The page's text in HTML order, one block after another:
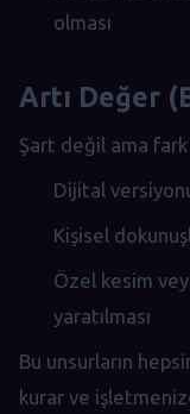
olması
Artı Değer
Şart değil ama
Dijital
Kişisel
Özel kesim
yaratılması
Bu unsurların
kurar ve